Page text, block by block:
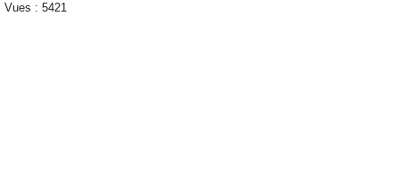
Vues : 5421